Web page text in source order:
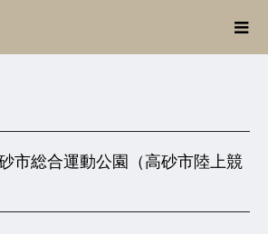
市総合運動公園（高砂市陸上競